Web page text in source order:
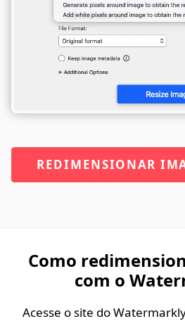
REDIMENSIONAR
Como
com o
Acesse o site do